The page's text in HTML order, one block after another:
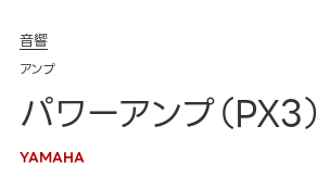
音響
アンプ
パワーアンプ（PX3）
YAMAHA